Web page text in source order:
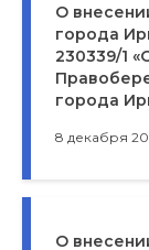
О
города
230339/1
города
8 декабря
О